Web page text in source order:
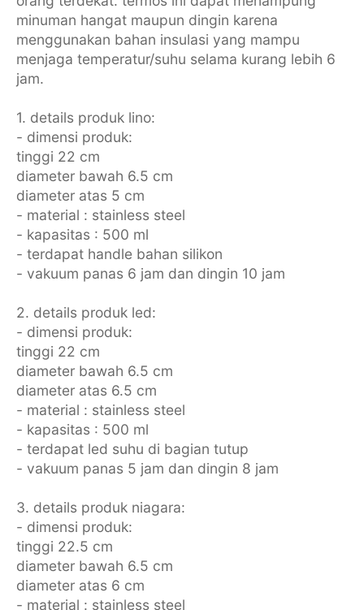
minuman hangat maupun dingin karena
menggunakan bahan insulasi yang mampu
menjaga temperatur/suhu selama kurang lebih 6
jam.
1. details produk lino:
- dimensi produk:
tinggi 22 cm
diameter bawah 6.5 cm
diameter atas 5 cm
- material : stainless steel
- kapasitas : 500 ml
- terdapat handle bahan silikon
- vakuum panas 6 jam dan dingin 10 jam
2. details produk led:
- dimensi produk:
tinggi 22 cm
diameter bawah 6.5 cm
diameter atas 6.5 cm
- material : stainless steel
- kapasitas : 500 ml
- terdapat led suhu di bagian tutup
- vakuum panas 5 jam dan dingin 8 jam
3. details produk niagara:
- dimensi produk:
tinggi 22.5 cm
diameter bawah 6.5 cm
diameter atas 6 cm
- material : stainless steel